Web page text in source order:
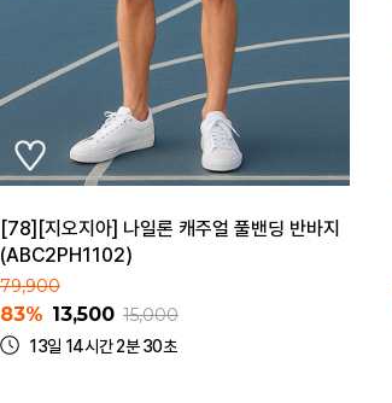
[78][지오지아] 나일론 캐주얼 풀밴딩 반바지
(ABC2PH1102)
79,900
83% 13,500 15,000
13일 14시간 2분 30초